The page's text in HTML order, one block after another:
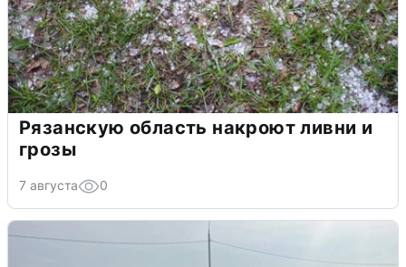
Рязанскую область накроют ливни и
грозы
7 августа 0